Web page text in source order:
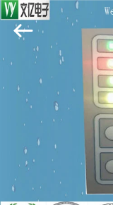
পণ্য
আমাদের
সম্পর্কে
Jinyuanhang
Electronic
Technology
Co.,
Rights
Reserved.